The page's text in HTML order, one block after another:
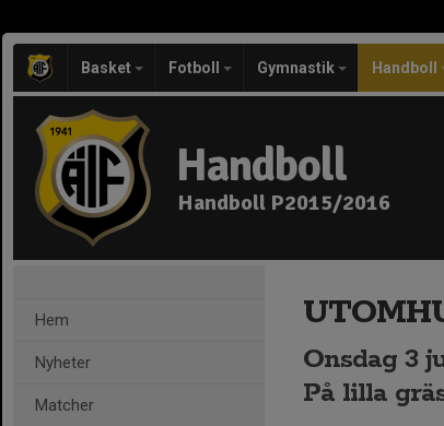
Basket Fotboll Gymnastik Handboll
Handboll
Handboll P2015/2016
Hem
Nyheter
Matcher
Onsdag 3
På lilla